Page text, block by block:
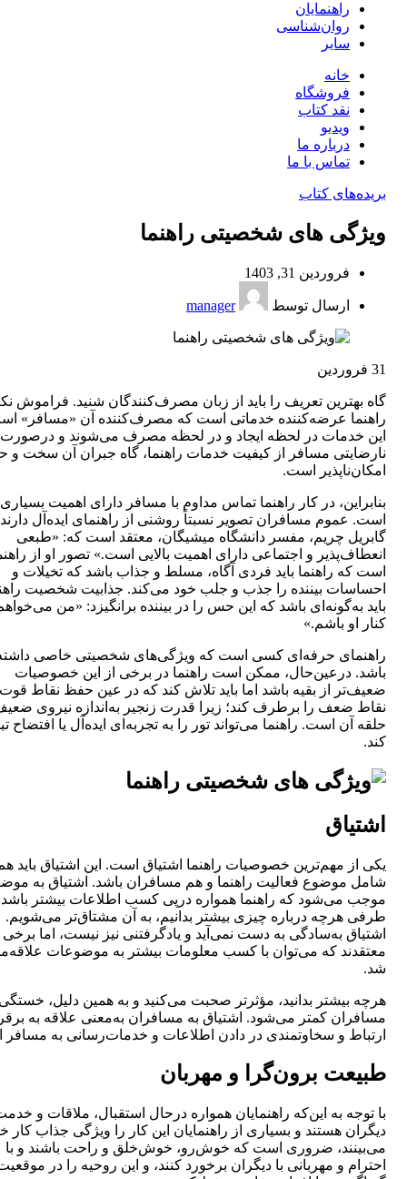
راهنمایان
روان‌شناسی
سایر
خانه
فروشگاه
نقد کتاب
ویدیو
درباره‌ ما
تماس با ما
بریده‌های کتاب
ویژگی‌ های شخصیتی راهنما‌
فروردین 31, 1403
ارسال توسط manager
31 فروردین
گاه بهترین تعریف را باید از زبان مصرف‌کنندگان شنید. فراموش
راهنما عرضه‌کننده خدماتی است که مصرف‌کننده آن «مسافر»
این خدمات در لحظه ایجاد و در لحظه مصرف می‌شوند و درصورت
نارضایتی مسافر از کیفیت خدمات راهنما، گاه جبران آن سخت و
امکان‌ناپذیر است.
بنابراین، در کار راهنما تماس مداوم با مسافر دارای اهمیت بسیاری
است. عموم مسافران تصویر نسبتاً روشنی از راهنمای ایده‌آل
گابریل چریم، مفسر دانشگاه میشیگان، معتقد است که: «طبعی
انعطاف‌پذیر و اجتماعی دارای اهمیت بالایی است.» تصور او از
است که راهنما باید فردی آگاه، مسلط و جذاب باشد که تخیلات و
احساسات بیننده را جذب و جلب خود می‌کند. جذابیت شخصیت
باید به‌گونه‌ای باشد که این حس را در بیننده برانگیزد: «من
کنار او باشم.»
راهنمای حرفه‌ای کسی است که ویژگی‌های شخصیتی خاصی
باشد. درعین‌حال، ممکن است راهنما در برخی از این خصوصیات
ضعیف‌تر از بقیه باشد اما باید تلاش کند که در عین حفظ نقاط
نقاط ضعف را برطرف کند؛ زیرا قدرت زنجیر به‌اندازه نیروی
حلقه آن است. راهنما می‌تواند تور را به تجربه‌ای ایده‌آل یا افتضاح
کند.
اشتیاق
یکی از مهم‌ترین خصوصیات راهنما اشتیاق است‌‌. این اشتیاق باید
شامل موضوع فعالیت راهنما و هم مسافران باشد. اشتیاق به
موجب می‌شود که راهنما همواره درپی کسب اطلاعات بیشتر باشد
طرفی هرچه درباره چیزی بیشتر بدانیم، به آن مشتاق‌تر می‌شویم‌‌.
اشتیاق به‌سادگی به دست نمی‌آید و یادگرفتنی نیز نیست‌‌، اما برخی
معتقدند که می‌توان با کسب معلومات بیشتر به موضوعات
شد.
هرچه بیشتر بدانید، مؤثرتر صحبت می‌کنید و به همین دلیل،
مسافران کمتر می‌شود‌‌. اشتیاق به مسافران به‌معنی علاقه به
ارتباط و سخاوتمندی در دادن اطلاعات و خدمات‌رسانی به
طبیعت برون‌گرا و مهربان
با توجه به این‌که راهنمایان همواره درحال استقبال‌‌، ملاقات و
دیگران هستند‌‌ و بسیاری از راهنمایان این کار را ویژگی جذاب کار
می‌بینند‌‌، ضروری است که خوش‌رو‌‌، خوش‌خلق و راحت باشند و با
احترام و مهربانی با دیگران برخورد کنند‌، و این روحیه را در